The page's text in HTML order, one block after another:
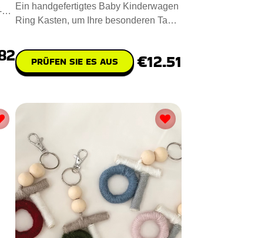
Ein handgefertigtes Baby Kinderwagen
Ring Kasten, um Ihre besonderen Tage
PRÜFEN SIE ES AUS €12.51